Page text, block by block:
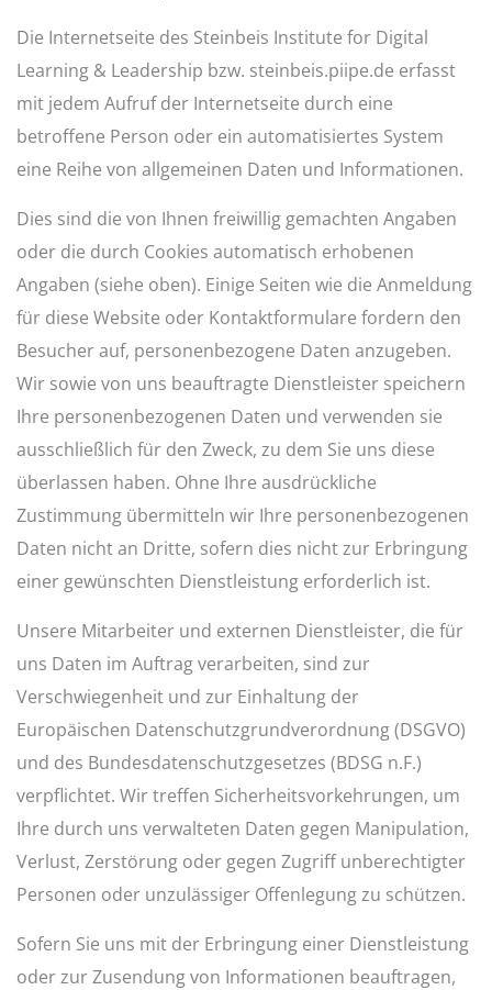
Die Internetseite des Steinbeis Institute for Digital
Learning & Leadership bzw. steinbeis.piipe.de erfasst
mit jedem Aufruf der Internetseite durch eine
betroffene Person oder ein automatisiertes System
eine Reihe von allgemeinen Daten und Informationen.
Dies sind die von Ihnen freiwillig gemachten Angaben
oder die durch Cookies automatisch erhobenen
Angaben (siehe oben). Einige Seiten wie die Anmeldung
für diese Website oder Kontaktformulare fordern den
Besucher auf, personenbezogene Daten anzugeben.
Wir sowie von uns beauftragte Dienstleister speichern
Ihre personenbezogenen Daten und verwenden sie
ausschließlich für den Zweck, zu dem Sie uns diese
überlassen haben. Ohne Ihre ausdrückliche
Zustimmung übermitteln wir Ihre personenbezogenen
Daten nicht an Dritte, sofern dies nicht zur Erbringung
einer gewünschten Dienstleistung erforderlich ist.
Unsere Mitarbeiter und externen Dienstleister, die für
uns Daten im Auftrag verarbeiten, sind zur
Verschwiegenheit und zur Einhaltung der
Europäischen Datenschutzgrundverordnung (DSGVO)
und des Bundesdatenschutzgesetzes (BDSG n.F.)
verpflichtet. Wir treffen Sicherheitsvorkehrungen, um
Ihre durch uns verwalteten Daten gegen Manipulation,
Verlust, Zerstörung oder gegen Zugriff unberechtigter
Personen oder unzulässiger Offenlegung zu schützen.
Sofern Sie uns mit der Erbringung einer Dienstleistung
oder zur Zusendung von Informationen beauftragen,